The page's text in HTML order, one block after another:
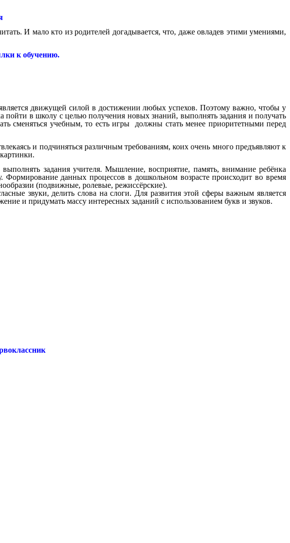
И мало кто из родителей догадывается, что, даже овладев этими умениями,
к обучению.
движущей силой в достижении любых успехов. Поэтому важно, чтобы у
пойти в школу с целью получения новых знаний, выполнять задания и получать
сменяться учебным, то есть игры должны стать менее приоритетными перед
и подчиняться различным требованиям, коих очень много предъявляют к
задания учителя. Мышление, восприятие, память, внимание ребёнка
данных процессов в дошкольном возрасте происходит во время
(подвижные, ролевые, режиссёрские).
звуки, делить слова на слоги. Для развития этой сферы важным является
и придумать массу интересных заданий с использованием букв и звуков.